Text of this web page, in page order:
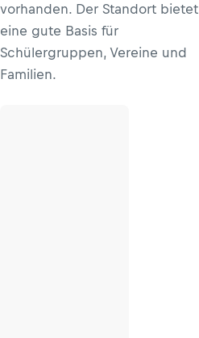
vorhanden. Der Standort bietet
eine gute Basis für
Schülergruppen, Vereine und
Familien.